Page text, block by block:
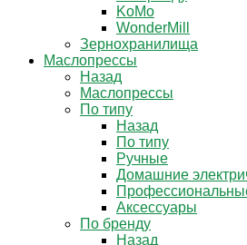
KoMo
WonderMill
Зернохранилища
Маслопрессы
Назад
Маслопрессы
По типу
Назад
По типу
Ручные
Домашние
Аксессуары
По бренду
Назад